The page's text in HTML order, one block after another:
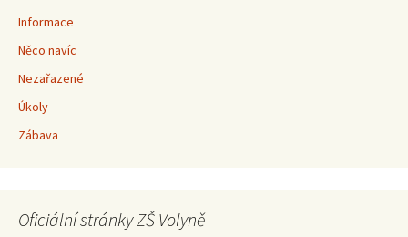
Informace
Něco navíc
Nezařazené
Úkoly
Zábava
Oficiální stránky ZŠ Volyně